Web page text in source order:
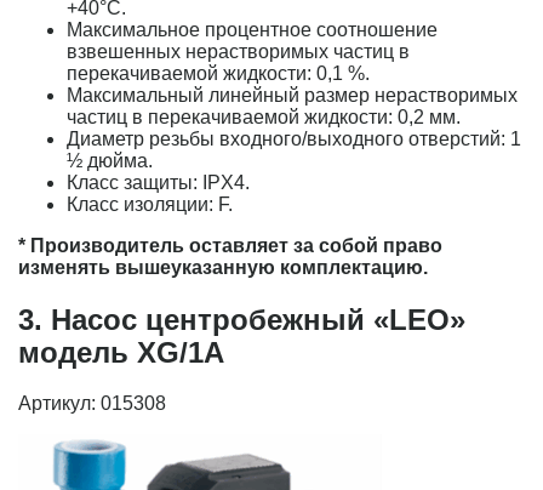
+40°С.
Максимальное процентное соотношение
взвешенных нерастворимых частиц в
перекачиваемой жидкости: 0,1 %.
Максимальный линейный размер нерастворимых
частиц в перекачиваемой жидкости: 0,2 мм.
Диаметр резьбы входного/выходного отверстий: 1
½ дюйма.
Класс защиты: IPX4.
Класс изоляции: F.
* Производитель оставляет за собой право
изменять вышеуказанную комплектацию.
3. Насос центробежный «LEO»
модель XG/1A
Артикул: 015308